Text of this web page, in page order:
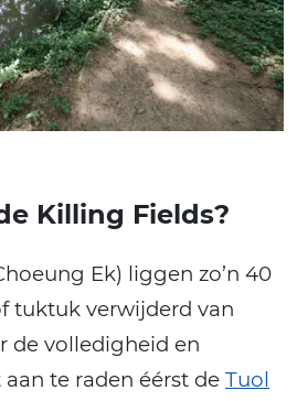
Killing Fields?
Ek) liggen zo’n 40
tuktuk verwijderd van
de volledigheid en
te raden éérst de Tuol